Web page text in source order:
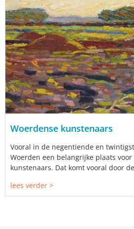
Woerdense kunstenaars
Vooral in de negentiende en
Woerden een belangrijke plaats
kunstenaars. Dat komt vooral door
lees verder >